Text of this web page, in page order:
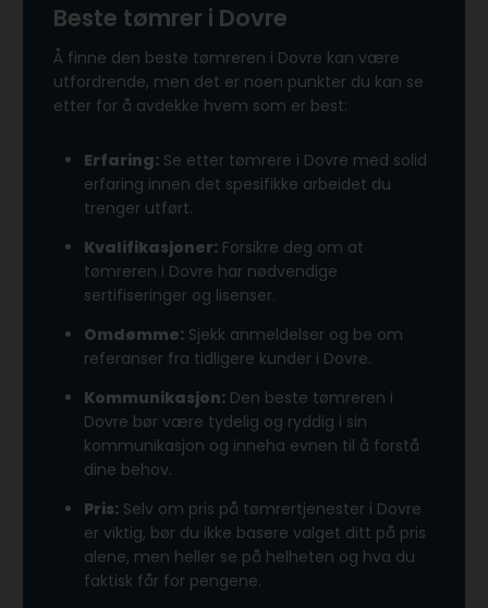
Beste tømrer i Dovre
Å finne den beste tømreren i Dovre kan være
utfordrende, men det er noen punkter du kan se
etter for å avdekke hvem som er best:
Erfaring: Se etter tømrere i Dovre med solid
erfaring innen det spesifikke arbeidet du
trenger utført.
Kvalifikasjoner: Forsikre deg om at
tømreren i Dovre har nødvendige
sertifiseringer og lisenser.
Omdømme: Sjekk anmeldelser og be om
referanser fra tidligere kunder i Dovre.
Kommunikasjon: Den beste tømreren i
Dovre bør være tydelig og ryddig i sin
kommunikasjon og inneha evnen til å forstå
dine behov.
Pris: Selv om pris på tømrertjenester i Dovre
er viktig, bør du ikke basere valget ditt på pris
alene, men heller se på helheten og hva du
faktisk får for pengene.